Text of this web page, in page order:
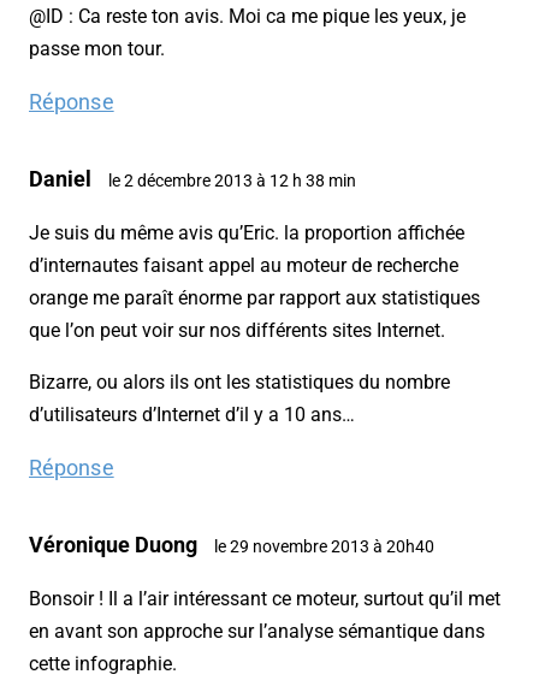
@ID : Ca reste ton avis. Moi ca me pique les yeux, je
passe mon tour.
Réponse
Daniel le 2 décembre 2013 à 12 h 38 min
Je suis du même avis qu’Eric. la proportion affichée
d’internautes faisant appel au moteur de recherche
orange me paraît énorme par rapport aux statistiques
que l’on peut voir sur nos différents sites Internet.
Bizarre, ou alors ils ont les statistiques du nombre
d’utilisateurs d’Internet d’il y a 10 ans…
Réponse
Véronique Duong le 29 novembre 2013 à 20h40
Bonsoir ! Il a l’air intéressant ce moteur, surtout qu’il met
en avant son approche sur l’analyse sémantique dans
cette infographie.